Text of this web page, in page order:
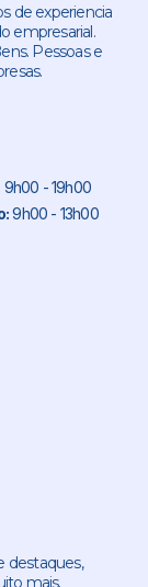
de experiencia
empresarial.
Pessoas e
9h00 - 19h00
9h00 - 13h00
destaques,